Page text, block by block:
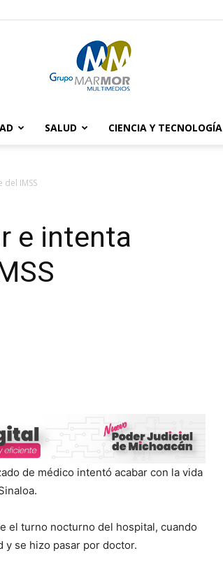
Marmor
SALUD CIENCIA Y TECNOLOGÍA
IMSS
e intenta
de médico intentó acabar con la vida
el turno nocturno del hospital, cuando
y se hizo pasar por doctor.